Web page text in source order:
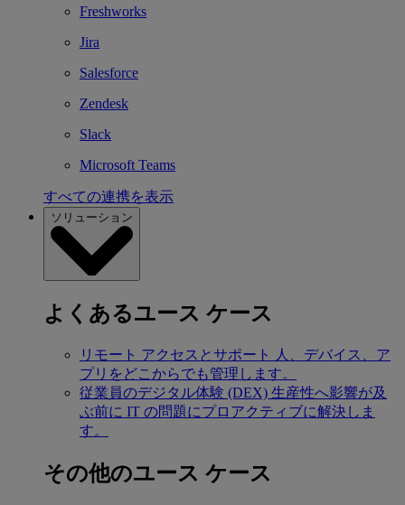
Freshworks
Jira
Salesforce
Zendesk
Slack
Microsoft Teams
すべての連携を表示
ソリューション
よくあるユース ケース
リモート アクセスとサポート
人、デバイス、ア
プリをどこからでも管理します。
従業員のデジタル体験 (DEX) 生産性へ影響が及
ぶ前に IT の問題にプロアクティブに解決しま
す。
その他のユース ケース